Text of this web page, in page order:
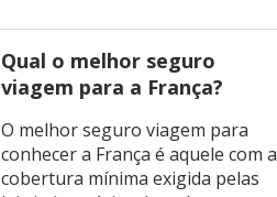
Qual o melhor seguro
viagem para a França?
O melhor seguro viagem para
conhecer a França é aquele com a
cobertura mínima exigida pelas